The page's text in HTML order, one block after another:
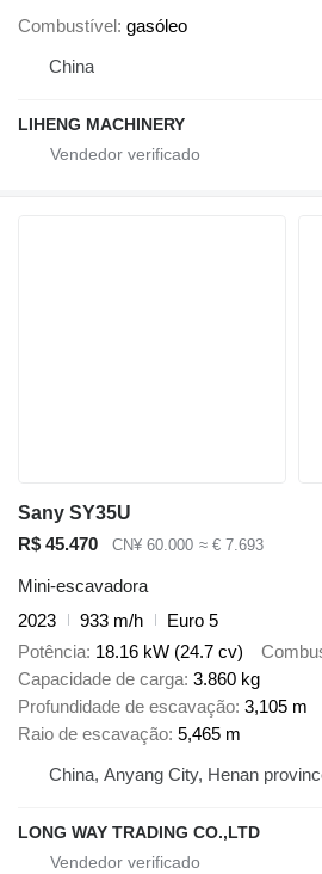
Combustível gasóleo
China
LIHENG MACHINERY
Sany SY35U
R$ 45.470
CN¥ 60.000 ≈ € 7.693
Mini-escavadora
2023
933 m/h
Euro 5
Potência 18.16 kW (24.7 cv)
Capacidade de carga 3.860 kg
Profundidade de escavação 3,105 m
Raio de escavação 5,465 m
China, Anyang City, Henan
LONG WAY TRADING CO.,LTD